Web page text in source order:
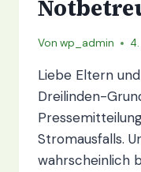
Von wp_admin
Liebe Eltern
Dreilinden-
Stromausfalls.
wahrscheinlich